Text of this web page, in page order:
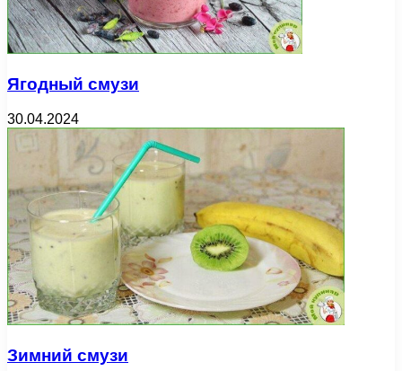
Ягодный смузи
30.04.2024
Зимний смузи